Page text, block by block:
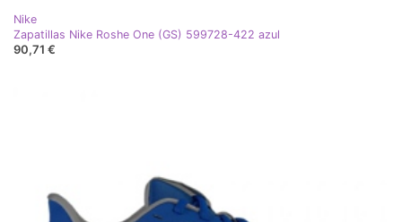
Nike
Zapatillas Nike Roshe One (GS) 599728-422 azul
90,71 €